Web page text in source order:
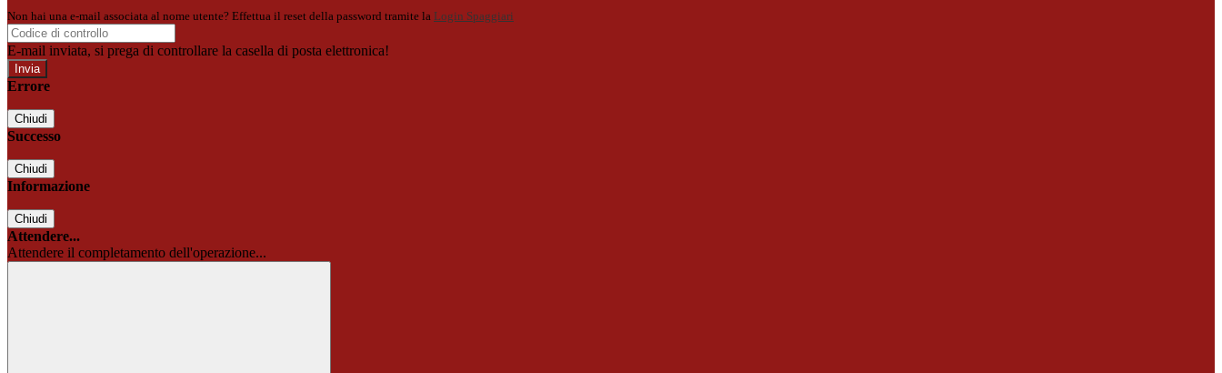
Non hai una e-mail associata al nome utente? Effettua il reset della password tramite la Login Spaggiari
E-mail inviata, si prega di controllare la casella di posta elettronica!
Errore
Chiudi
Successo
Chiudi
Informazione
Chiudi
Attendere...
Attendere il completamento dell'operazione...